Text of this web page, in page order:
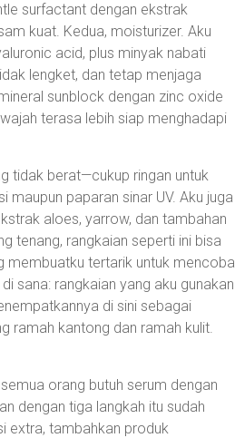
surfactant dengan ekstrak
kuat. Kedua, moisturizer. Aku
acid, plus minyak nabati
lengket, dan tetap menjaga
sunblock dengan zinc oxide
terasa lebih siap menghadapi
tidak berat—cukup ringan untuk
maupun paparan sinar UV. Aku juga
aloes, yarrow, dan tambahan
tenang, rangkaian seperti ini bisa
membuatku tertarik untuk mencoba
sana: rangkaian yang aku gunakan
di sini sebagai
ramah kantong dan ramah kulit.
orang butuh serum dengan
dengan tiga langkah itu sudah
extra, tambahkan produk